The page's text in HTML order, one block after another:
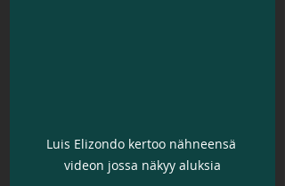
Luis Elizondo kertoo nähneensä
videon jossa näkyy aluksia